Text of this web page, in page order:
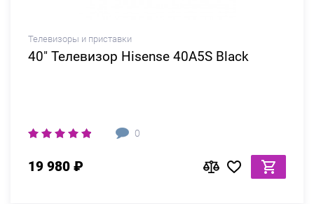
Телевизоры и приставки
40" Телевизор Hisense 40A5S Black
0
19 980 ₽